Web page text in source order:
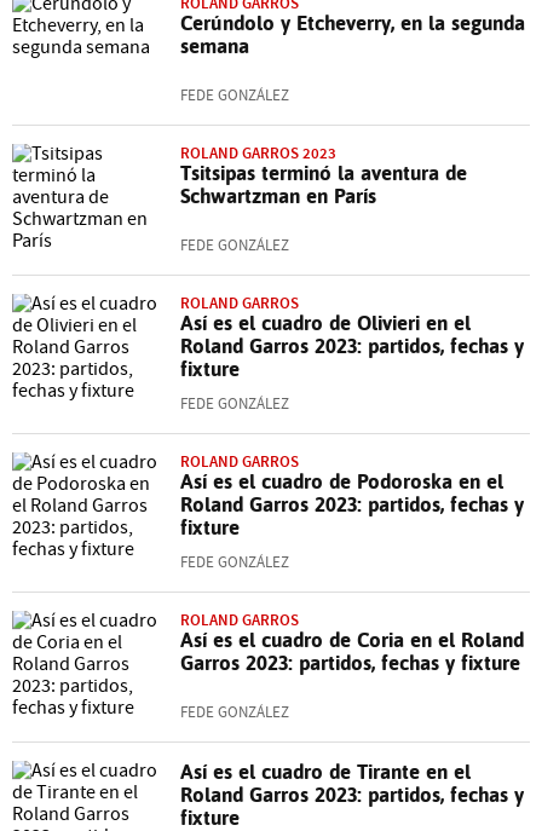
Cerúndolo y Etcheverry, en la segunda
semana
FEDE GONZÁLEZ
ROLAND GARROS 2023
Tsitsipas terminó la aventura de
Schwartzman en París
FEDE GONZÁLEZ
ROLAND GARROS
Así es el cuadro de Olivieri en el
Roland Garros 2023: partidos, fechas y
fixture
FEDE GONZÁLEZ
ROLAND GARROS
Así es el cuadro de Podoroska en el
Roland Garros 2023: partidos, fechas y
fixture
FEDE GONZÁLEZ
ROLAND GARROS
Así es el cuadro de Coria en el Roland
Garros 2023: partidos, fechas y fixture
FEDE GONZÁLEZ
Así es el cuadro de Tirante en el
Roland Garros 2023: partidos, fechas y
fixture